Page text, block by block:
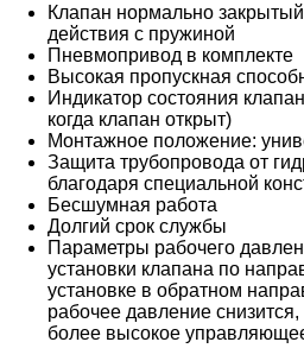
Клапан нормально
действия с пружиной
Пневмопривод в комплекте
Высокая пропускная
Индикатор состояния
когда клапан открыт)
Монтажное положение:
Защита трубопровода от
благодаря специальной
Бесшумная работа
Долгий срок службы
Параметры рабочего
установки клапана по
установке в обратном
рабочее давление
более высокое